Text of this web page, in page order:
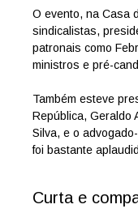
O evento, na Casa
sindicalistas,
patronais como
ministros e pré-
Também esteve
República, Geraldo
Silva, e o
foi bastante
Curta e